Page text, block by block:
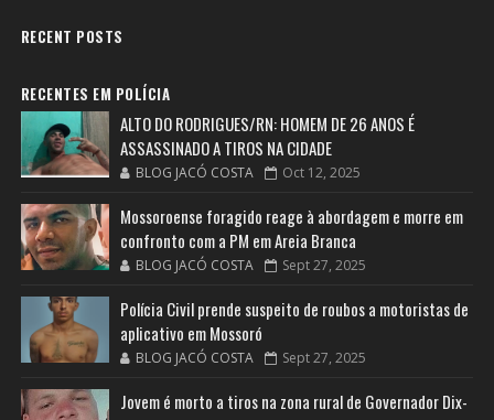
RECENT POSTS
RECENTES EM POLÍCIA
ALTO DO RODRIGUES/RN: HOMEM DE 26 ANOS É
ASSASSINADO A TIROS NA CIDADE
BLOG JACÓ COSTA Oct 12, 2025
Mossoroense foragido reage à abordagem e morre em
confronto com a PM em Areia Branca
BLOG JACÓ COSTA Sept 27, 2025
Polícia Civil prende suspeito de roubos a motoristas de
aplicativo em Mossoró
BLOG JACÓ COSTA Sept 27, 2025
Jovem é morto a tiros na zona rural de Governador Dix-